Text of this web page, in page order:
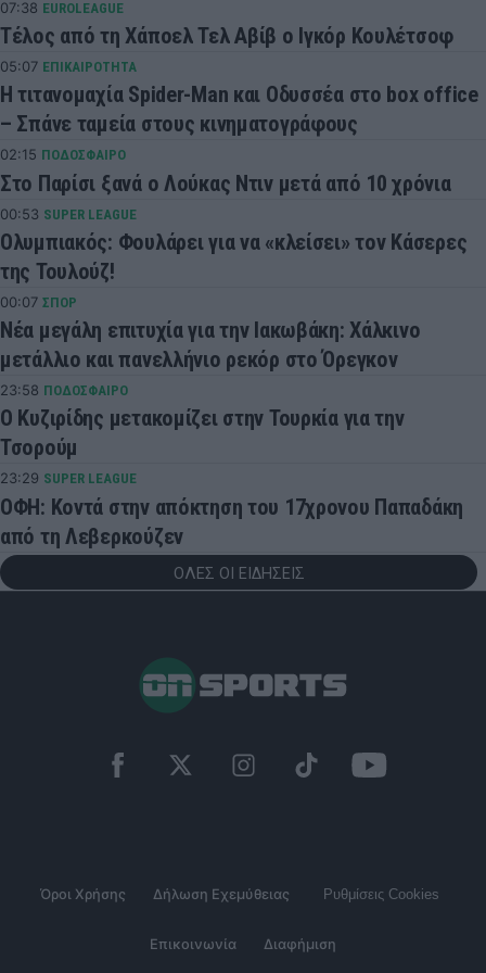
07:38 EUROLEAGUE
Τέλος από τη Χάποελ Τελ Αβίβ ο Ιγκόρ Κουλέτσοφ
05:07 ΕΠΙΚΑΙΡΟΤΗΤΑ
Η τιτανομαχία Spider-Man και Οδυσσέα στο box office
– Σπάνε ταμεία στους κινηματογράφους
02:15 ΠΟΔΟΣΦΑΙΡΟ
Στο Παρίσι ξανά ο Λούκας Ντιν μετά από 10 χρόνια
00:53 SUPER LEAGUE
Ολυμπιακός: Φουλάρει για να «κλείσει» τον Κάσερες
της Τουλούζ!
00:07 ΣΠΟΡ
Νέα μεγάλη επιτυχία για την Ιακωβάκη: Χάλκινο
μετάλλιο και πανελλήνιο ρεκόρ στο Όρεγκον
23:58 ΠΟΔΟΣΦΑΙΡΟ
Ο Κυζιρίδης μετακομίζει στην Τουρκία για την
Τσορούμ
23:29 SUPER LEAGUE
ΟΦΗ: Κοντά στην απόκτηση του 17χρονου Παπαδάκη
από τη Λεβερκούζεν
ΟΛΕΣ ΟΙ ΕΙΔΗΣΕΙΣ
Όροι Χρήσης Δήλωση Εχεμύθειας Ρυθμίσεις Cookies
Επικοινωνία Διαφήμιση